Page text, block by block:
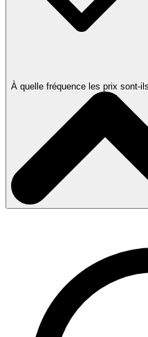
À quelle fréquence les prix sont-